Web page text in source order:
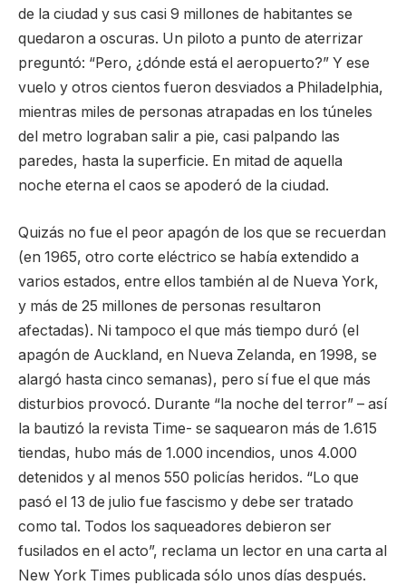
de la ciudad y sus casi 9 millones de habitantes se
quedaron a oscuras. Un piloto a punto de aterrizar
preguntó: “Pero, ¿dónde está el aeropuerto?” Y ese
vuelo y otros cientos fueron desviados a Philadelphia,
mientras miles de personas atrapadas en los túneles
del metro lograban salir a pie, casi palpando las
paredes, hasta la superficie. En mitad de aquella
noche eterna el caos se apoderó de la ciudad.
Quizás no fue el peor apagón de los que se recuerdan
(en 1965, otro corte eléctrico se había extendido a
varios estados, entre ellos también al de Nueva York,
y más de 25 millones de personas resultaron
afectadas). Ni tampoco el que más tiempo duró (el
apagón de Auckland, en Nueva Zelanda, en 1998, se
alargó hasta cinco semanas), pero sí fue el que más
disturbios provocó. Durante “la noche del terror” – así
la bautizó la revista Time- se saquearon más de 1.615
tiendas, hubo más de 1.000 incendios, unos 4.000
detenidos y al menos 550 policías heridos. “Lo que
pasó el 13 de julio fue fascismo y debe ser tratado
como tal. Todos los saqueadores debieron ser
fusilados en el acto”, reclama un lector en una carta al
New York Times publicada sólo unos días después.